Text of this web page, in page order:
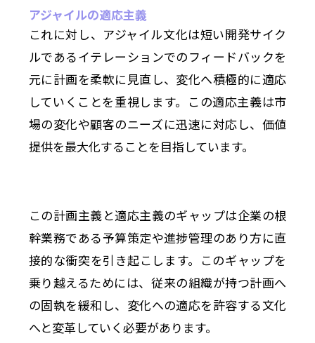
アジャイルの適応主義
これに対し、アジャイル文化は短い開発サイク
ルであるイテレーションでのフィードバックを
元に計画を柔軟に見直し、変化へ積極的に適応
していくことを重視します。この適応主義は市
場の変化や顧客のニーズに迅速に対応し、価値
提供を最大化することを目指しています。
この計画主義と適応主義のギャップは企業の根
幹業務である予算策定や進捗管理のあり方に直
接的な衝突を引き起こします。このギャップを
乗り越えるためには、従来の組織が持つ計画へ
の固執を緩和し、変化への適応を許容する文化
へと変革していく必要があります。